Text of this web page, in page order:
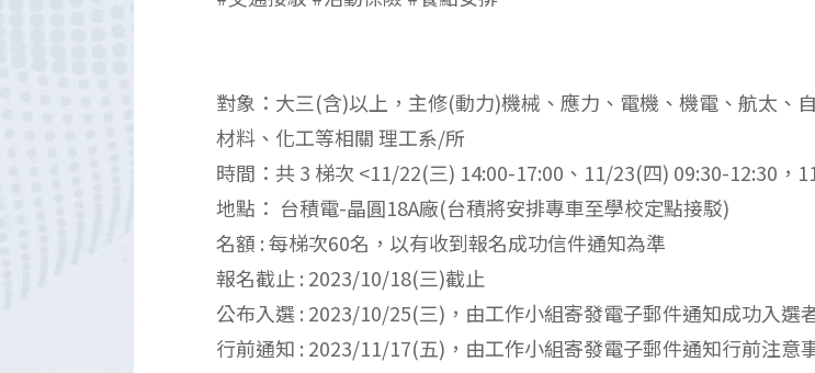
對象：大三(含)以上，主修(動力)機械、應力、電機、機電、航太、
材料、化工等相關 理工系/所
時間：共 3 梯次 <11/22(三) 14:00-17:00、11/23(四) 09:30-12:30，
地點： 台積電-晶圓18A廠(台積將安排專車至學校定點接駁)
名額 : 每梯次60名，以有收到報名成功信件通知為準
報名截止 : 2023/10/18(三)截止
公布入選 : 2023/10/25(三)，由工作小組寄發電子郵件通知成功入選
行前通知 : 2023/11/17(五)，由工作小組寄發電子郵件通知行前注意